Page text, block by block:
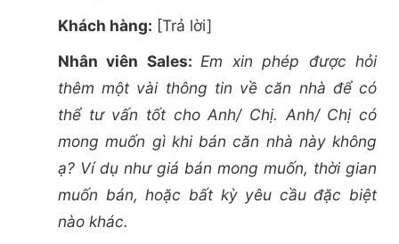
Khách hàng: [Trả lời]
Nhân viên Sales: Em xin phép được hỏi
thêm một vài thông tin về căn nhà để có
thể tư vấn tốt cho Anh/ Chị. Anh/ Chị có
mong muốn gì khi bán căn nhà này không
ạ? Ví dụ như giá bán mong muốn, thời gian
muốn bán, hoặc bất kỳ yêu cầu đặc biệt
nào khác.